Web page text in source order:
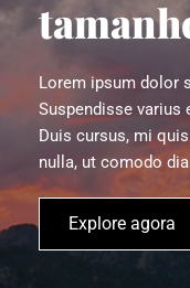
Lorem ipsum dolor
Suspendisse varius
Duis cursus, mi
nulla, ut comodo
Explore agora